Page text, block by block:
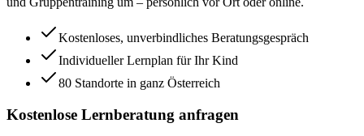
Kostenloses, unverbindliches Beratungsgespräch
Individueller Lernplan für Ihr Kind
80 Standorte in ganz Österreich
Kostenlose Lernberatung anfragen